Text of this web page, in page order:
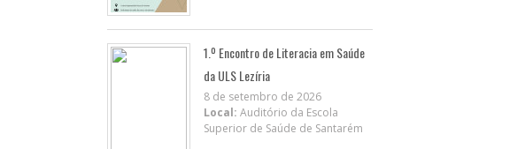
1.º Encontro de Literacia em Saúde
da ULS Lezíria
8 de setembro de 2026
Local: Auditório da Escola
Superior de Saúde de Santarém